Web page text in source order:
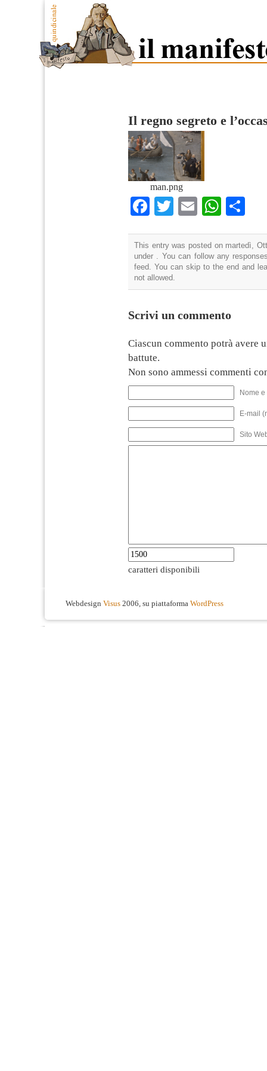
Il regno segreto e
man.png
Facebook
TwitterEmail
This entry was posted on martedì,
under . You can follow any
feed. You can skip to the end and
not allowed.
Scrivi un commento
Ciascun commento potrà avere
battute.
Non sono ammessi commenti
Nome
E-mail
Sito
caratteri disponibili
Webdesign Visus 2006, su piattaforma WordPress